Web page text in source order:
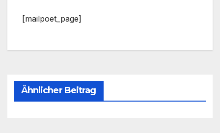
[mailpoet_page]
Ähnlicher Beitrag